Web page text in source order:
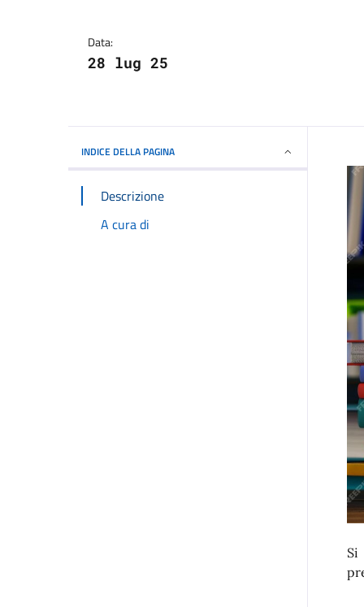
Data:
28 lug 25
INDICE DELLA PAGINA
Descrizione
A cura di
Si